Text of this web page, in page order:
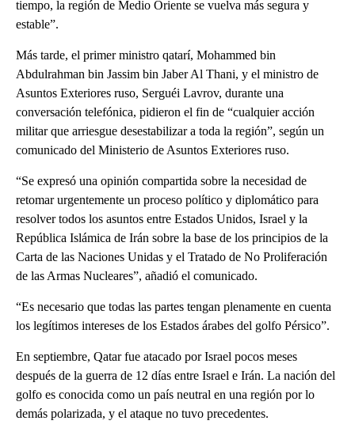
tiempo, la región de Medio Oriente se vuelva más segura y
estable”.
Más tarde, el primer ministro qatarí, Mohammed bin
Abdulrahman bin Jassim bin Jaber Al Thani, y el ministro de
Asuntos Exteriores ruso, Serguéi Lavrov, durante una
conversación telefónica, pidieron el fin de “cualquier acción
militar que arriesgue desestabilizar a toda la región”, según un
comunicado del Ministerio de Asuntos Exteriores ruso.
“Se expresó una opinión compartida sobre la necesidad de
retomar urgentemente un proceso político y diplomático para
resolver todos los asuntos entre Estados Unidos, Israel y la
República Islámica de Irán sobre la base de los principios de la
Carta de las Naciones Unidas y el Tratado de No Proliferación
de las Armas Nucleares”, añadió el comunicado.
“Es necesario que todas las partes tengan plenamente en cuenta
los legítimos intereses de los Estados árabes del golfo Pérsico”.
En septiembre, Qatar fue atacado por Israel pocos meses
después de la guerra de 12 días entre Israel e Irán. La nación del
golfo es conocida como un país neutral en una región por lo
demás polarizada, y el ataque no tuvo precedentes.